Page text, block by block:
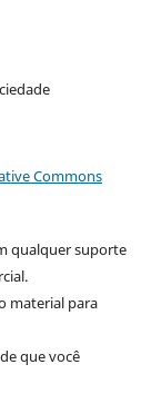
Commons
qualquer suporte
material para
que você